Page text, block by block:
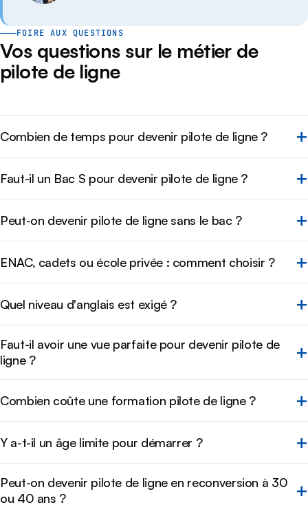
FOIRE AUX QUESTIONS
Vos questions sur le métier de
pilote de ligne
Combien de temps pour devenir pilote de ligne ?
Faut-il un Bac S pour devenir pilote de ligne ?
Peut-on devenir pilote de ligne sans le bac ?
ENAC, cadets ou école privée : comment choisir ?
Quel niveau d'anglais est exigé ?
Faut-il avoir une vue parfaite pour devenir pilote de
ligne ?
Combien coûte une formation pilote de ligne ?
Y a-t-il un âge limite pour démarrer ?
Peut-on devenir pilote de ligne en reconversion à 30
ou 40 ans ?